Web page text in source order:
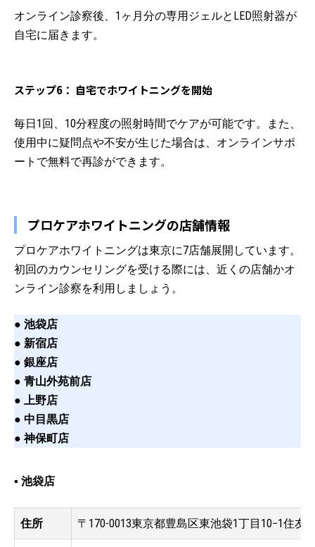
オンライン診察後、1ヶ月分の専用ジェルとLED照射器が
自宅に届きます。
ステップ6： 自宅でホワイトニングを開始
毎日1回、10分程度の照射時間でケアが可能です。また、
使用中に疑問点や不安が生じた場合は、オンラインサポ
ートで無料で再診ができます。
プロケアホワイトニングの店舗情報
プロケアホワイトニングは東京に7店舗展開しています。
初回のカウンセリングを受ける際には、近くの店舗かオ
ンライン診察を利用しましょう。
● 池袋店
● 新宿店
● 銀座店
● 青山外苑前店
● 上野店
● 中目黒店
●神保町店
▪️ 池袋店
住所 〒170-0013東京都豊島区東池袋1丁目10−1住友